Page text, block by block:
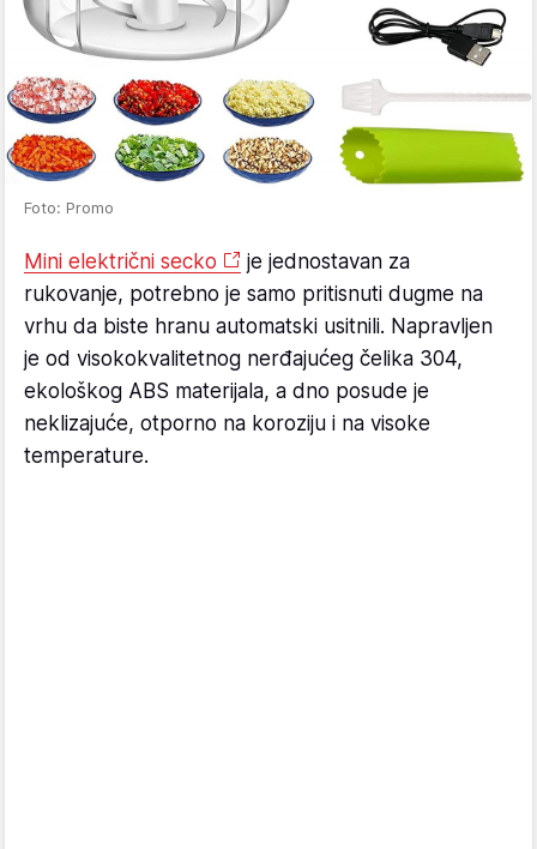
Foto: Promo
Mini električni secko
je jednostavan za
rukovanje, potrebno je samo pritisnuti dugme na
vrhu da biste hranu automatski usitnili. Napravljen
je od visokokvalitetnog nerđajućeg čelika 304,
ekološkog ABS materijala, a dno posude je
neklizajuće, otporno na koroziju i na visoke
temperature.